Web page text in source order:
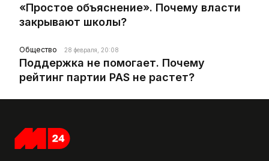
«Простое объяснение». Почему власти
закрывают школы?
Общество 28 февраля, 20:08
Поддержка не помогает. Почему
рейтинг партии PAS не растет?